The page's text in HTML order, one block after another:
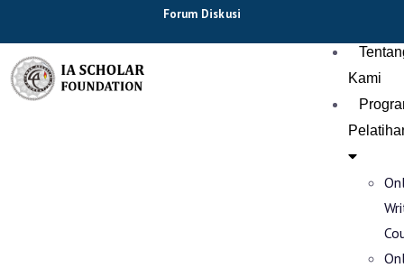
Forum Diskusi
Kami